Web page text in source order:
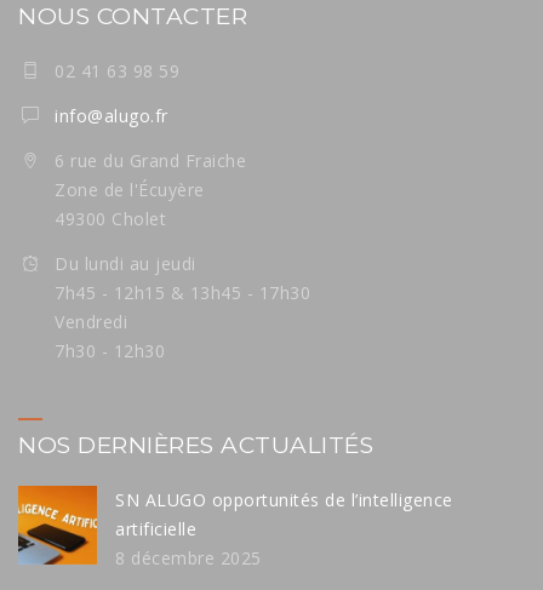
NOUS CONTACTER
02 41 63 98 59
info@alugo.fr
6 rue du Grand Fraiche
Zone de l'Écuyère
49300 Cholet
Du lundi au jeudi
7h45 - 12h15 & 13h45 - 17h30
Vendredi
7h30 - 12h30
NOS DERNIÈRES ACTUALITÉS
SN ALUGO opportunités de l’intelligence
artificielle
8 décembre 2025